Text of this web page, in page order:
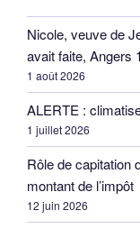
Nicole, veuve de
avait faite, Angers
1 août 2026
ALERTE :
1 juillet 2026
Rôle de capitation
montant de l’impôt
12 juin 2026